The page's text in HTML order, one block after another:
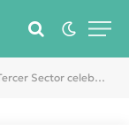
servicios esenciales y la agilización de las ayudas de emergencia social